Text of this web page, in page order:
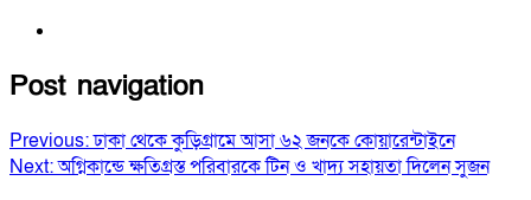
Post navigation
Previous:ঢাকা থেকে কুড়িগ্রামে আসা ৬২ জনকে কোয়ারেন্টাইনে
Next:অগ্নিকান্ডে ক্ষতিগ্রস্ত পরিবারকে টিন ও খাদ্য সহায়তা দিলেন সুজন